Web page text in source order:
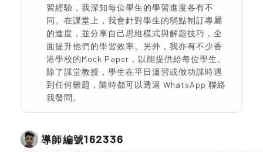
習經驗，我深知每位學生的學習進度各有不
同。在課堂上，我會針對學生的弱點制訂專屬
的進度，並分享自己思維模式與解題技巧，全
面提升他們的學習效率。另外，我亦有不少香
港學校的Mock Paper，以能提供給每位學生。
除了課堂教授，學生在平日溫習或做功課時遇
到任何難題，隨時都可以透過 WhatsApp 聯絡
我發問。
導師編號162336